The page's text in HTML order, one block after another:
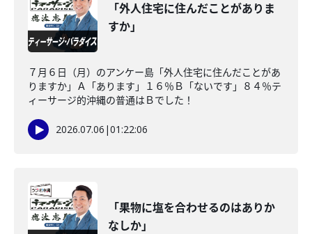
「外人住宅に住んだことがありま
すか」
７月６日（月）のアンケー島「外人住宅に住んだことがあ
りますか」Ａ「あります」１６％Ｂ「ないです」８４％テ
ィーサージ的沖縄の普通はＢでした！
2026.07.06 |01:22:06
「果物に塩を合わせるのはありか
なしか」